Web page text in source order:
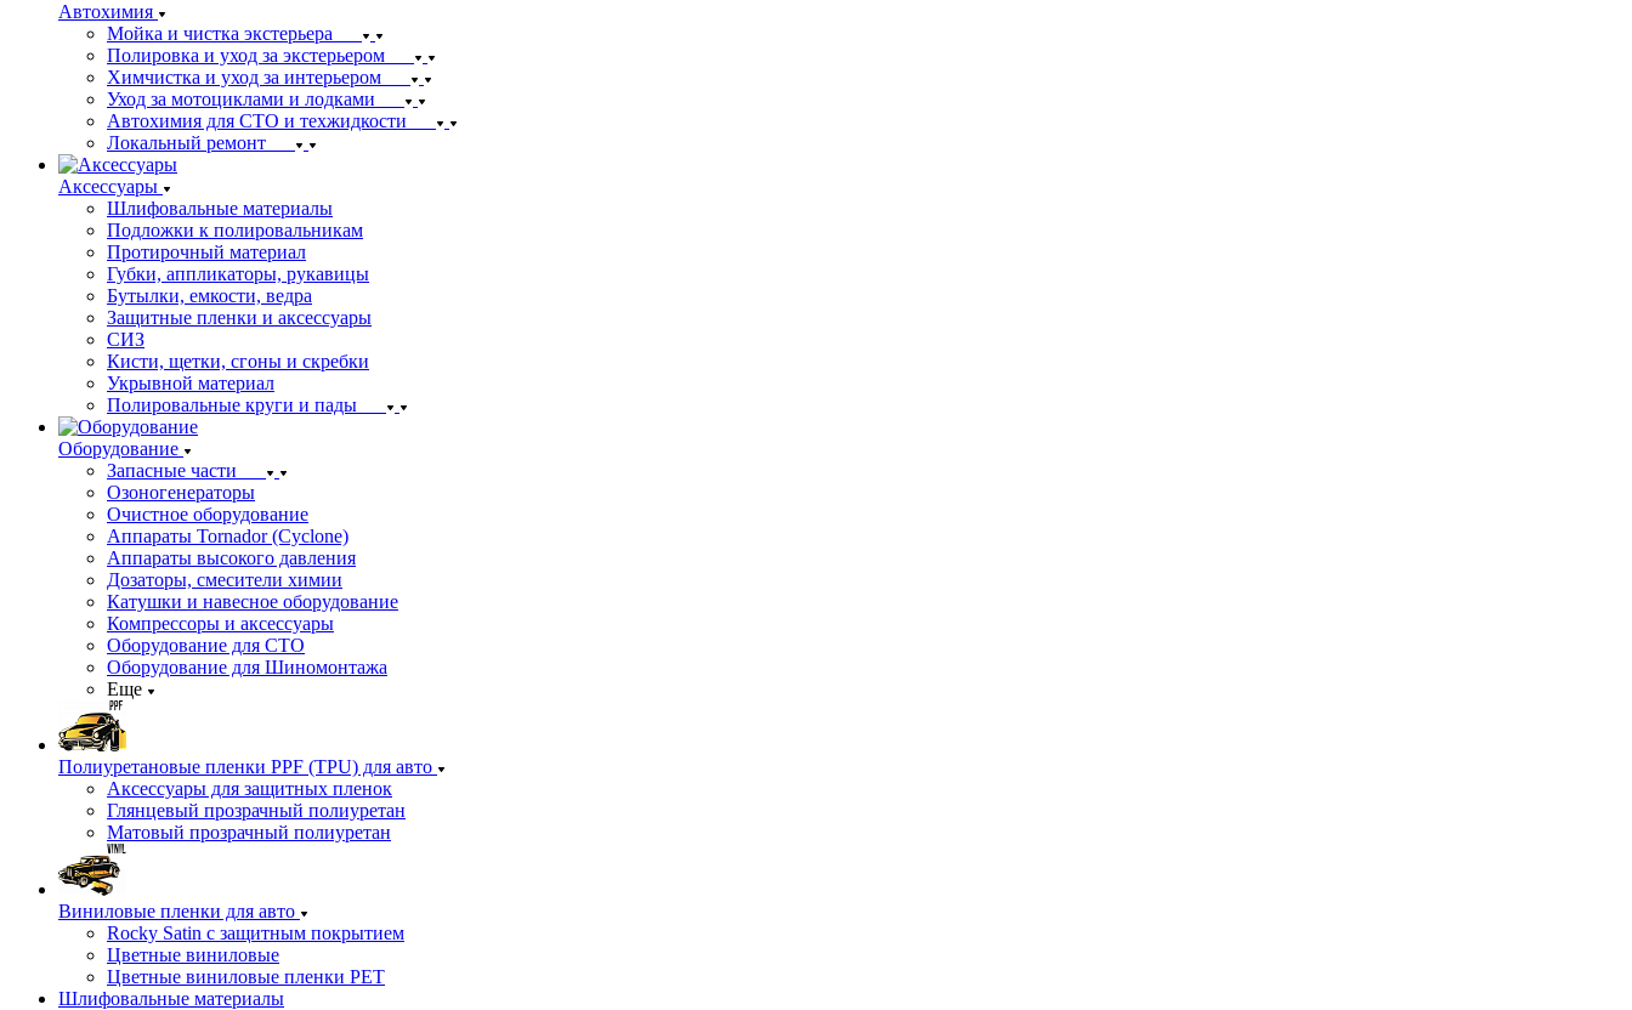
Автохимия
Мойка и чистка экстерьера
Полировка и уход за экстерьером
Химчистка и уход за интерьером
Уход за мотоциклами и лодками
Автохимия для СТО и техжидкости
Локальный ремонт
Аксессуары
Шлифовальные материалы
Подложки к полировальникам
Протирочный материал
Губки, аппликаторы, рукавицы
Бутылки, емкости, ведра
Защитные пленки и аксессуары
СИЗ
Кисти, щетки, сгоны и скребки
Укрывной материал
Полировальные круги и пады
Оборудование
Запасные части
Озоногенераторы
Очистное оборудование
Аппараты Tornador (Cyclone)
Аппараты высокого давления
Дозаторы, смесители химии
Катушки и навесное оборудование
Компрессоры и аксессуары
Оборудование для СТО
Оборудование для Шиномонтажа
Еще
Полиуретановые пленки PPF (TPU) для авто
Аксессуары для защитных пленок
Глянцевый прозрачный полиуретан
Матовый прозрачный полиуретан
Виниловые пленки для авто
Rocky Satin с защитным покрытием
Цветные виниловые
Цветные виниловые пленки PET
Шлифовальные материалы